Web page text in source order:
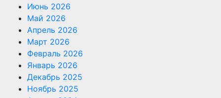
Июнь 2026
Май 2026
Апрель 2026
Март 2026
Февраль 2026
Январь 2026
Декабрь 2025
Ноябрь 2025